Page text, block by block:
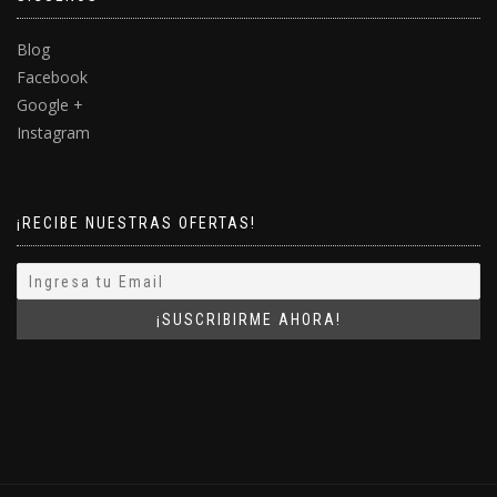
Blog
Facebook
Google +
Instagram
¡RECIBE NUESTRAS OFERTAS!